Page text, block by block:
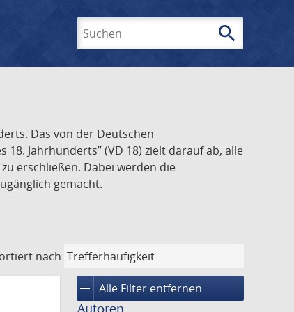
search
Das von der Deutschen
Jahrhunderts” (VD 18) zielt darauf ab, alle
erschließen. Dabei werden die
gemacht.
nach
remove Alle Filter entfernen